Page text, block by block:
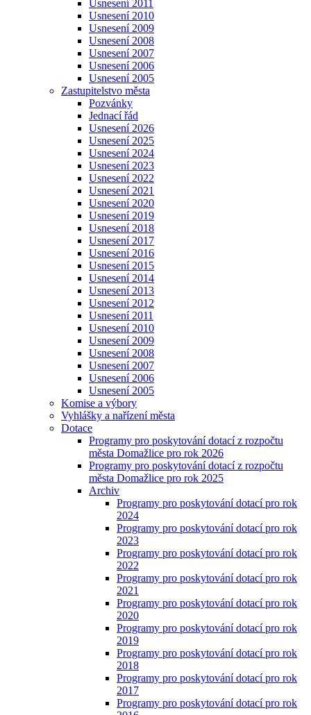
Usnesení 2011
Usnesení 2010
Usnesení 2009
Usnesení 2008
Usnesení 2007
Usnesení 2006
Usnesení 2005
Zastupitelstvo města
Pozvánky
Jednací řád
Usnesení 2026
Usnesení 2025
Usnesení 2024
Usnesení 2023
Usnesení 2022
Usnesení 2021
Usnesení 2020
Usnesení 2019
Usnesení 2018
Usnesení 2017
Usnesení 2016
Usnesení 2015
Usnesení 2014
Usnesení 2013
Usnesení 2012
Usnesení 2011
Usnesení 2010
Usnesení 2009
Usnesení 2008
Usnesení 2007
Usnesení 2006
Usnesení 2005
Komise a výbory
Vyhlášky a nařízení města
Dotace
Programy pro poskytování dotací z rozpočtu
města Domažlice pro rok 2026
Programy pro poskytování dotací z rozpočtu
města Domažlice pro rok 2025
Archiv
Programy pro poskytování dotací pro rok
2024
Programy pro poskytování dotací pro rok
2023
Programy pro poskytování dotací pro rok
2022
Programy pro poskytování dotací pro rok
2021
Programy pro poskytování dotací pro rok
2020
Programy pro poskytování dotací pro rok
2019
Programy pro poskytování dotací pro rok
2018
Programy pro poskytování dotací pro rok
2017
Programy pro poskytování dotací pro rok